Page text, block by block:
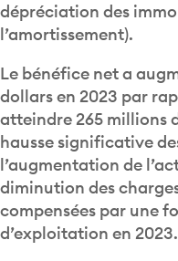
dépréciation des
l’amortissement).
Le bénéfice net a
dollars en 2023 par
atteindre 265 millions
hausse significative
l’augmentation de
diminution des
compensées par une
d’exploitation en 2023.